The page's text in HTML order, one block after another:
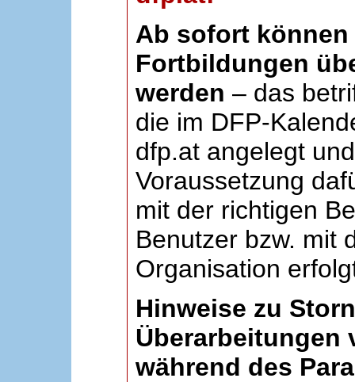
Ab sofort können
Fortbildungen
werden – das
die im DFP-
dfp.at angelegt
Voraussetzung
mit der richtigen
Benutzer bzw. mit
Organisation
Hinweise zu
Überarbeitungen
während des